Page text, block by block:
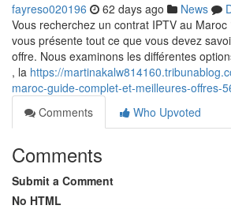
fayreso020196 62 days ago News
Vous recherchez un contrat IPTV au
vous présente tout ce que vous devez
offre. Nous examinons les différentes
, la https://
maroc-guide-complet-et-meilleures-offres-
Comments
Who Upvoted
Comments
Submit a Comment
No HTML